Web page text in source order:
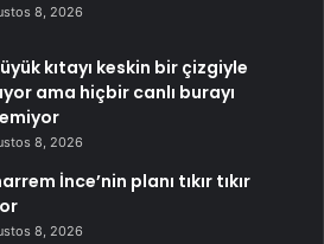
8, 2026
kıtayı keskin bir çizgiyle
ama hiçbir canlı burayı
8, 2026
İnce’nin planı tıkır tıkır
8, 2026